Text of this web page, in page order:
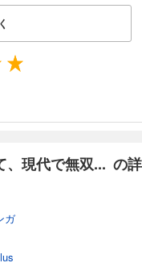
、現代で無双... の詳
ガ